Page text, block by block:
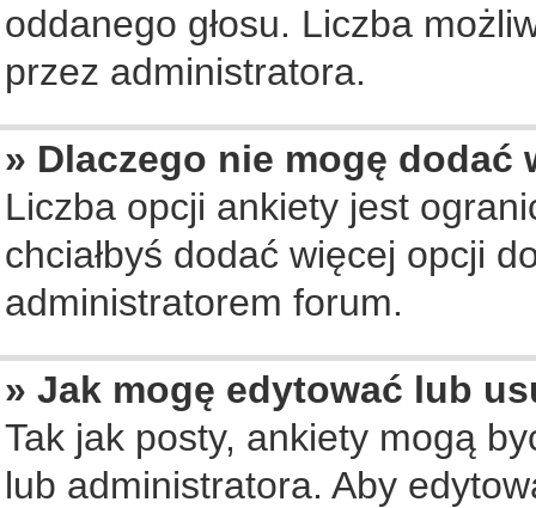
oddanego głosu. Liczba
przez administratora.
» Dlaczego nie mogę
Liczba opcji ankiety jest
chciałbyś dodać więcej opcji
administratorem forum.
» Jak mogę edytować lub
Tak jak posty, ankiety mogą
lub administratora. Aby